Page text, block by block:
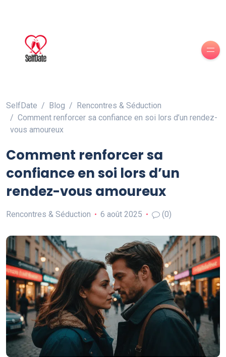
SelfDate Blog
Rencontres & Séduction
Comment renforcer sa confiance en soi lors d’un rendez-
vous amoureux
Comment renforcer sa
confiance en soi lors d’un
rendez-vous amoureux
Rencontres & Séduction 6 août 2025 (0)